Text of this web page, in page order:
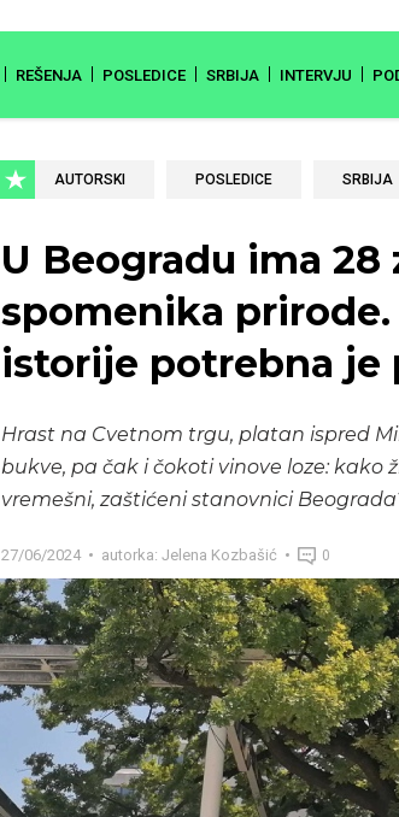
REŠENJA POSLEDICE SRBIJA INTERVJU
AUTORSKI POSLEDICE SRBIJA
U Beogradu ima
spomenika
istorije potrebna je
Hrast na Cvetnom trgu, platan ispred
bukve, pa čak i čokoti vinove loze: kako
vremešni, zaštićeni stanovnici
27/06/2024 autorka: Jelena Kozbašić 0